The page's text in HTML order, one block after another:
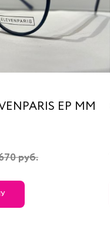
EP MM
руб.